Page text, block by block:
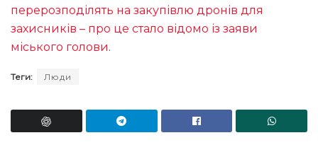
перерозподілять на закупівлю дронів для
захисників – про це стало відомо із заяви
міського голови.
Теги: Люди